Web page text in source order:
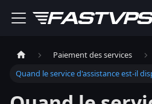
Paiement des services
Quand le service d'assistance est-il